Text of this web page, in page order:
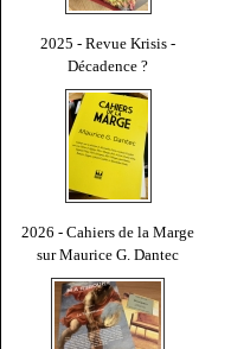
2025 - Revue Krisis -
Décadence ?
2026 - Cahiers de la Marge
sur Maurice G. Dantec